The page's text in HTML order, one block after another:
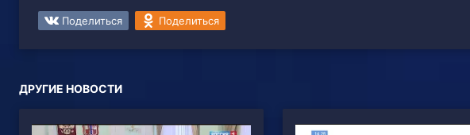
Поделиться Поделиться
ДРУГИЕ НОВОСТИ